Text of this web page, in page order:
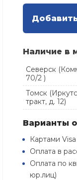
Наличие в
Северск
70/2 )
Томск
тракт, д. 12)
Варианты
Картами
Оплата в
Оплата по
юр.лиц)